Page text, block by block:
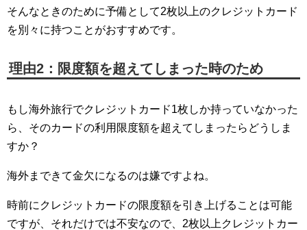
そんなときのために予備として2枚以上のクレジットカード
を別々に持つことがおすすめです。
理由2：限度額を超えてしまった時のため
もし海外旅行でクレジットカード1枚しか持っていなかった
ら、そのカードの利用限度額を超えてしまったらどうしま
すか？
海外まできて金欠になるのは嫌ですよね。
時前にクレジットカードの限度額を引き上げることは可能
ですが、それだけでは不安なので、2枚以上クレジットカー